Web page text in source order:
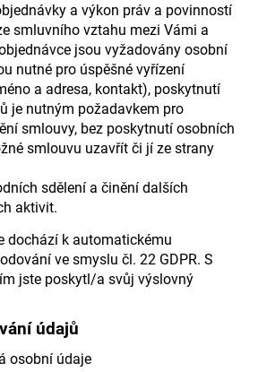
a výkon práv a povinností
smluvního vztahu mezi Vámi a
jsou vyžadovány osobní
nutné pro úspěšné vyřízení
a adresa, kontakt), poskytnutí
je nutným požadavkem pro
smlouvy, bez poskytnutí osobních
smlouvu uzavřít či jí ze strany
sdělení a činění dalších
aktivit.
dochází k automatickému
ve smyslu čl. 22 GDPR. S
jste poskytl/a svůj výslovný
údajů
osobní údaje